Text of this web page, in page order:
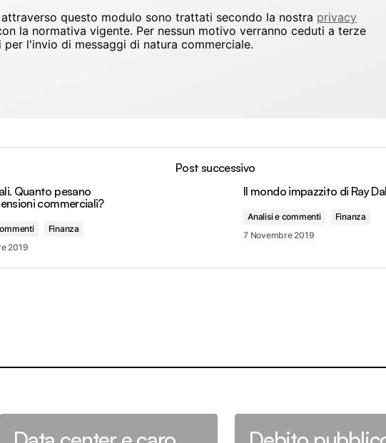
questo modulo sono trattati secondo la nostra privacy
la normativa vigente. Per nessun motivo verranno ceduti a terze
l'invio di messaggi di natura commerciale.
Quanto pesano
commerciali?
Finanza
2019
Post successivo
Il mondo impazzito di Ray
Analisi e commenti
Finanza
7 Novembre 2019